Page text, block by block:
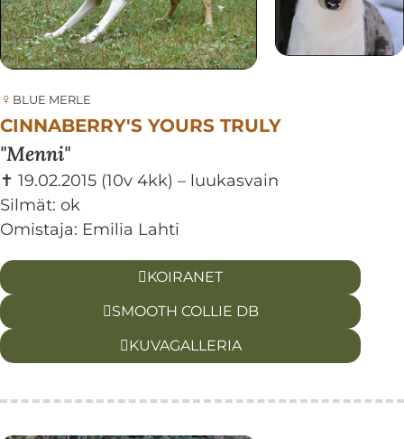
♀ BLUE MERLE
CINNABERRY'S YOURS TRULY
Menni
✝ 19.02.2015 (10v 4kk) – luukasvain
Silmät: ok
Omistaja: Emilia Lahti
KOIRANET
SMOOTH COLLIE DB
KUVAGALLERIA